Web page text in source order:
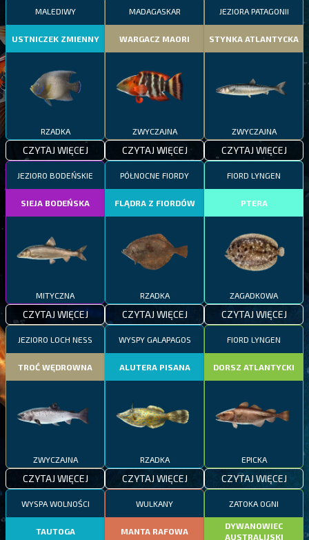
MALEDIWY
USTNICZEK ZMIENNY
RZADKA
CZYTAJ WIĘCEJ
MADAGASKAR
WARGACZ MAORI
ZWYCZAJNA
CZYTAJ WIĘCEJ
JEZIORA PATAGONII
STYNKA ATLANTYCKA
ZWYCZAJNA
CZYTAJ WIĘCEJ
JEZIORO BODEŃSKIE
SIEJA BODEŃSKA
MITYCZNA
CZYTAJ WIĘCEJ
PÓŁNOCNE FIORDY
FLĄDRA Z FIORDÓW
RZADKA
CZYTAJ WIĘCEJ
FIORD LYNGEN
PTERA
ZAGADKOWA
CZYTAJ WIĘCEJ
JEZIORO LOCH NESS
TROĆ WĘDROWNA
ZWYCZAJNA
CZYTAJ WIĘCEJ
WYSPY GALAPAGOS
ALUTERA PISANA
RZADKA
CZYTAJ WIĘCEJ
FIORD LYNGEN
DORSZ ATLANTYCKI
EPICKA
CZYTAJ WIĘCEJ
WYSPA WOLNOŚCI
TAUTOGA
WULKANY
MANTA RAFOWA
ZATOKA OGNI
DYWANOWIEC
AUSTRALIJSKI